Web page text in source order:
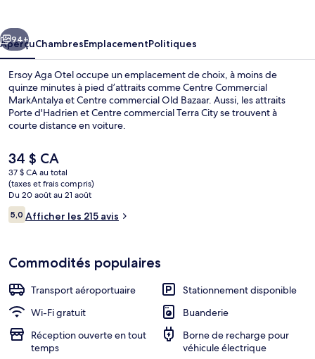
Suivant
94+
AperçuChambresEmplacementPolitiques
Ersoy Aga Otel occupe un emplacement de choix, à moins de
quinze minutes à pied d’attraits comme Centre Commercial
MarkAntalya et Centre commercial Old Bazaar. Aussi, les attraits
Porte d'Hadrien et Centre commercial Terra City se trouvent à
courte distance en voiture.
Le
prix
actuel
est
de 34 $ CA
34 $ CA
37 $ CA au total
(taxes et frais compris)
Du 20 août au 21 août
Avis
5,05,0 sur 10 –
Afficher les 215 avis
Commodités populaires
Transport aéroportuaire
Stationnement disponible
Wi-Fi gratuit
Buanderie
Réception ouverte en tout
temps
Borne de recharge pour
véhicule électrique